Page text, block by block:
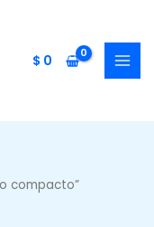
$ 0
compacto”